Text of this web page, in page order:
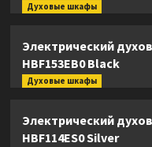
Духовые шкафы
Электрический
HBF153EB0 Black
Духовые шкафы
Электрический
HBF114ES0 Silver